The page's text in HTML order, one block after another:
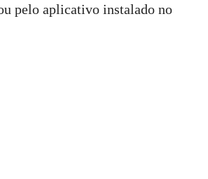
pelo aplicativo instalado no